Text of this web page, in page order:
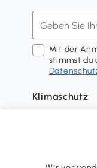
Mit der
stimmst du
Klimaschutz